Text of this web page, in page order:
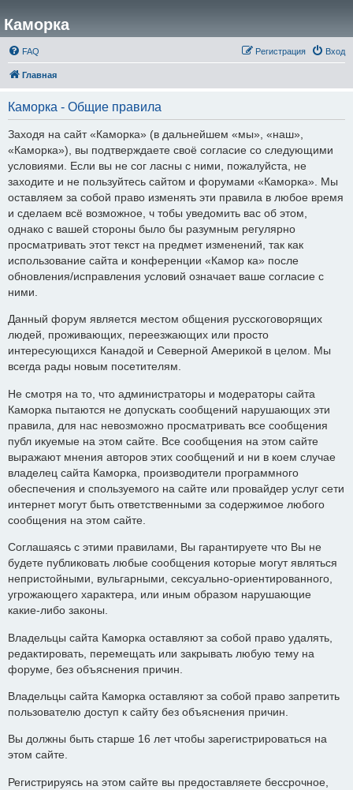
Каморка
FAQ Вход
Регистрация
Главная
Каморка - Общие правила
Заходя на сайт «Каморка» (в дальнейшем «мы», «наш»,
«Каморка»), вы подтверждаете своё согласие со следующими
условиями. Если вы не сог ласны с ними, пожалуйста, не
заходите и не пользуйтесь сайтом и форумами «Каморка». Мы
оставляем за собой право изменять эти правила в любое время
и сделаем всё возможное, ч тобы уведомить вас об этом,
однако с вашей стороны было бы разумным регулярно
просматривать этот текст на предмет изменений, так как
использование сайта и конференции «Камор ка» после
обновления/исправления условий означает ваше согласие с
ними.
Данный форум является местом общения русскоговорящих
людей, проживающих, переезжающих или просто
интересующихся Канадой и Северной Америкой в целом. Мы
всегда рады новым посетителям.
Не смотря на то, что администраторы и модераторы сайта
Каморка пытаются не допускать сообщений нарушающих эти
правила, для нас невозможно просматривать все сообщения
публ икуемые на этом сайте. Все сообщения на этом сайте
выражают мнения авторов этих сообщений и ни в коем случае
владелец сайта Каморка, производители программного
обеспечения и спользуемого на сайте или провайдер услуг сети
интернет могут быть ответственными за содержимое любого
сообщения на этом сайте.
Соглашаясь с этими правилами, Вы гарантируете что Вы не
будете публиковать любые сообщения которые могут являться
непристойными, вульгарными, сексуально-ориентированного,
угрожающего характера, или иным образом нарушающие
какие-либо законы.
Владельцы сайта Каморка оставляют за собой право удалять,
редактировать, перемещать или закрывать любую тему на
форуме, без объяснения причин.
Владельцы сайта Каморка оставляют за собой право запретить
пользователю доступ к сайту без объяснения причин.
Вы должны быть старше 16 лет чтобы зарегистрироваться на
этом сайте.
Регистрируясь на этом сайте вы предоставляете бессрочное,